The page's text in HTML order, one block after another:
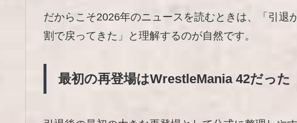
だからこそ2026年のニュースを読むときは、「引退
割で戻ってきた」と理解するのが自然です。
最初の再登場はWrestleMania 42だった